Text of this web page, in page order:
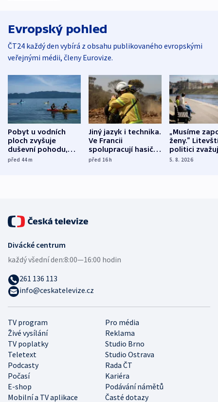
Evropský pohled
ČT24 každý den vybírá z obsahu publikovaného evropskými
veřejnými médii, členy Eurovize.
Pobyt u vodních
ploch zvyšuje
duševní pohodu,
ukázala
před 44m
Jiný jazyk i technika.
Ve Francii
spolupracují hasiči z
různých zemí
před 16h
„Musíme
ženy.“
politici
dohodu o
5. 8. 2026
TV program
Pro média
Živé vysílání
Reklama
TV poplatky
Studio Brno
Teletext
Studio Ostrava
Podcasty
Rada ČT
Počasí
Kariéra
E-shop
Podávání námětů
Mobilní a TV aplikace
Časté dotazy
Divácké centrum
každý všední den:8:00—16:00 hodin
261 136 113
info@ceskatelevize.cz